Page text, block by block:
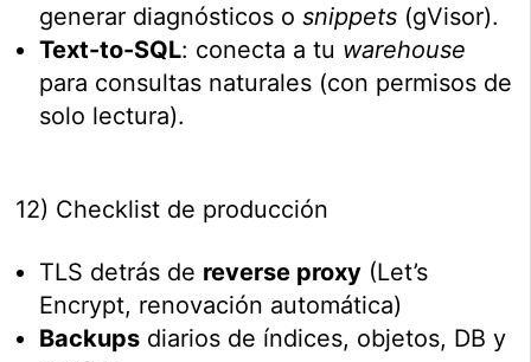
generar diagnósticos osnippets (gVisor).
Text-to-SQL: conecta a tu warehouse
para consultas naturales (con permisos de
solo lectura).
12) Checklist de producción
TLS detrás de reverse proxy (Let’s
Encrypt, renovación automática)
Backups diarios de índices, objetos, DB y